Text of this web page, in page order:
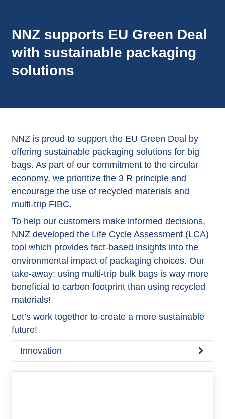
NNZ supports EU Green Deal
with sustainable packaging
solutions
NNZ is proud to support the EU Green Deal by
offering sustainable packaging solutions for big
bags. As part of our commitment to the circular
economy, we prioritize the 3 R principle and
encourage the use of recycled materials and
multi-trip FIBC.
To help our customers make informed decisions,
NNZ developed the Life Cycle Assessment (LCA)
tool which provides fact-based insights into the
environmental impact of packaging choices. Our
take-away: using multi-trip bulk bags is way more
beneficial to carbon footprint than using recycled
materials!
Let’s work together to create a more sustainable
future!
Innovation